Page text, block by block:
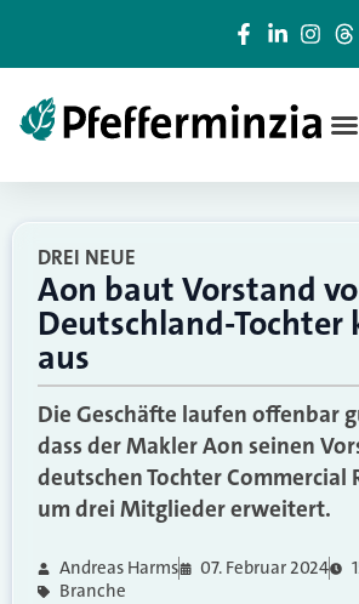
DREI NEUE
Aon baut Vorstand
Deutschland-Tochter
aus
Die Geschäfte laufen offenbar
dass der Makler Aon seinen
deutschen Tochter Commercial
um drei Mitglieder erweitert.
Andreas Harms 07. Februar 2024
Branche